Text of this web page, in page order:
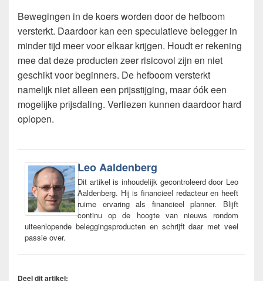
Bewegingen in de koers worden door de hefboom
versterkt. Daardoor kan een speculatieve belegger in
minder tijd meer voor elkaar krijgen. Houdt er rekening
mee dat deze producten zeer risicovol zijn en niet
geschikt voor beginners. De hefboom versterkt
namelijk niet alleen een prijsstijging, maar óók een
mogelijke prijsdaling. Verliezen kunnen daardoor hard
oplopen.
Leo Aaldenberg
Dit artikel is inhoudelijk gecontroleerd door Leo
Aaldenberg. Hij is financieel redacteur en heeft
ruime ervaring als financieel planner. Blijft
continu op de hoogte van nieuws rondom
uiteenlopende beleggingsproducten en schrijft daar met veel
passie over.
Deel dit artikel: